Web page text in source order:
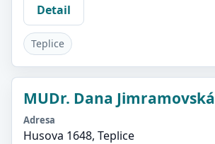
Detail
Teplice
MUDr. Dana Jimramovská
Adresa
Husova 1648, Teplice